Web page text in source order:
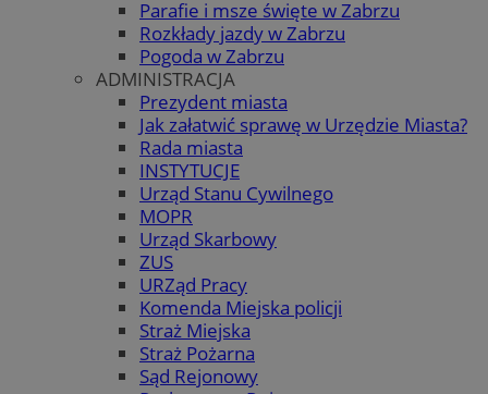
Parafie i msze święte w Zabrzu
Rozkłady jazdy w Zabrzu
Pogoda w Zabrzu
ADMINISTRACJA
Prezydent miasta
Jak załatwić sprawę w Urzędzie Miasta?
Rada miasta
INSTYTUCJE
Urząd Stanu Cywilnego
MOPR
Urząd Skarbowy
ZUS
URZąd Pracy
Komenda Miejska policji
Straż Miejska
Straż Pożarna
Sąd Rejonowy